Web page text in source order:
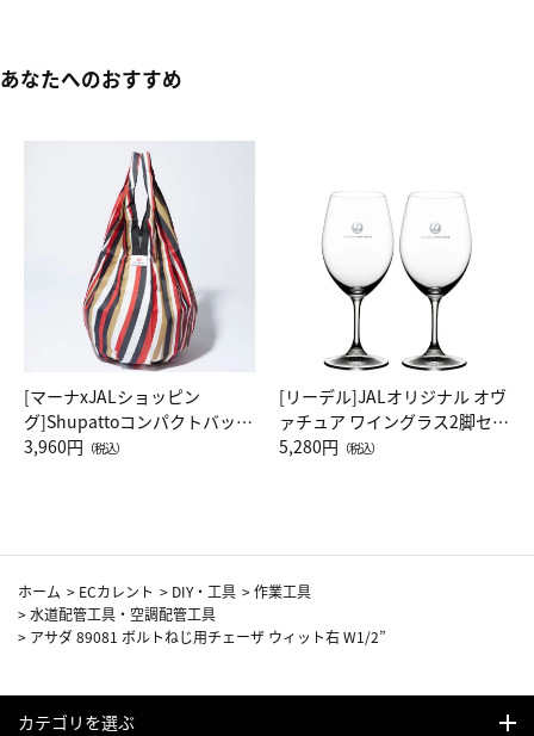
あなたへのおすすめ
[マーナxJALショッピン
グ]Shupattoコンパクトバッグ
Drop JAL客室乗務員（LC）ス
3,960円 （税込）
[リーデル]JALオリジナル オヴ
ァチュア ワイングラス2脚セッ
ト（レッドワイン）
5,280円 （税込）
ホーム > ECカレント > DIY・工具 >作業工具
>水道配管工具・空調配管工具
> アサダ 89081 ボルトねじ用チェーザ ウィット右 W1/2”
カテゴリを選ぶ